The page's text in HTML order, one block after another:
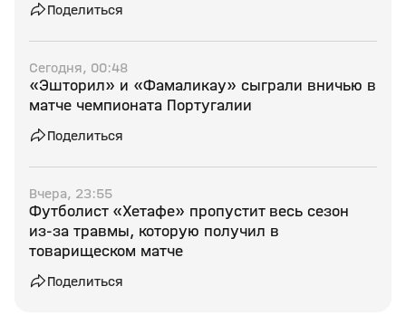
Поделиться
Сегодня, 00:48
«Эшторил» и «Фамаликау» сыграли вничью в
матче чемпионата Португалии
Поделиться
Вчера, 23:55
Футболист «Хетафе» пропустит весь сезон
из‑за травмы, которую получил в
товарищеском матче
Поделиться